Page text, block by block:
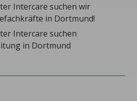
Intercare suchen wir
in Dortmund!
Intercare suchen
in Dortmund